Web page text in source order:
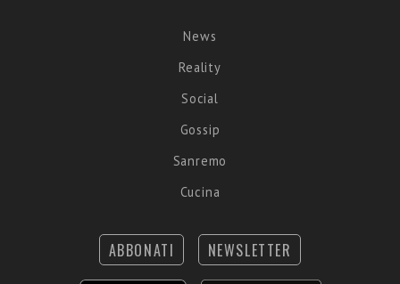
News
Reality
Social
Gossip
Sanremo
Cucina
ABBONATI NEWSLETTER